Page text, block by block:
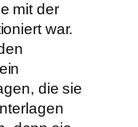
mit der
war.
die sie